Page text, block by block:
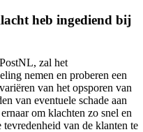
heb ingediend bij
zal het
nemen en proberen een
van het opsporen van
van eventuele schade aan
om klachten zo snel en
van de klanten te